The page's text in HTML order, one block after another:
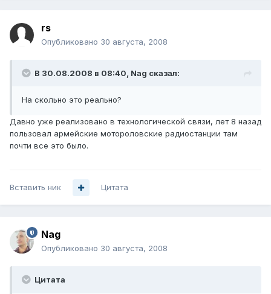
rs
Опубликовано 30 августа, 2008
В 30.08.2008 в 08:40, Nag сказал:
На скольно это реально?
Давно уже реализовано в технологической связи, лет 8 назад
пользовал армейские мотороловские радиостанции там
почти все это было.
Вставить ник Цитата
Nag
Опубликовано 30 августа, 2008
Цитата